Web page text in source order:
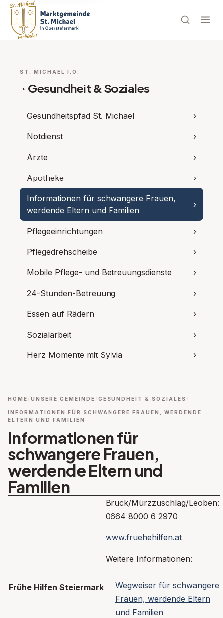
ST. MICHAEL I.O.
‹ Gesundheit & Soziales
Gesundheitspfad St. Michael ›
Notdienst ›
Ärzte ›
Apotheke ›
Informationen für schwangere Frauen,
werdende Eltern und Familien
›
Pflegeeinrichtungen ›
Pflegedrehscheibe ›
Mobile Pflege- und Betreuungsdienste ›
24-Stunden-Betreuung ›
Essen auf Rädern ›
Sozialarbeit ›
Herz Momente mit Sylvia ›
HOME UNSERE GEMEINDE GESUNDHEIT & SOZIALES
INFORMATIONEN FÜR SCHWANGERE FRAUEN, WERDENDE
ELTERN UND FAMILIEN
Informationen für
schwangere Frauen,
werdende Eltern und
Familien
Frühe Hilfen Steiermark
Bruck/Mürzzuschlag/Leoben:
0664 8000 6 2970
www.fruehehilfen.at
Weitere Informationen:
Wegweiser für schwangere
Frauen, werdende Eltern
und Familien